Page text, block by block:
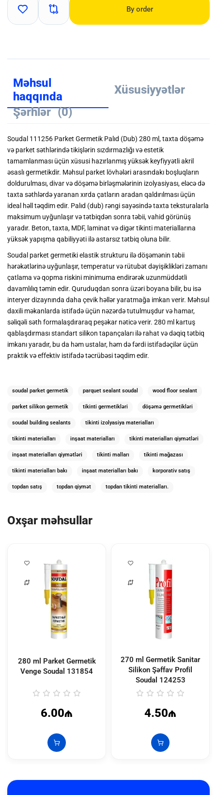
By order
Məhsul
haqqında
Xüsusiyyətlər
Şərhlər (0)
Soudal 111256 Parket Germetik Palıd (Dub) 280 ml, taxta döşəmə
və parket səthlərində tikişlərin sızdırmazlığı və estetik
tamamlanması üçün xüsusi hazırlanmış yüksək keyfiyyətli akril
əsaslı germetikdir. Məhsul parket lövhələri arasındakı boşluqların
doldurulması, divar və döşəmə birləşmələrinin izolyasiyası, eləcə də
taxta səthlərdə yaranan xırda çatların aradan qaldırılması üçün
ideal həll təqdim edir. Palıd (dub) rəngi sayəsində taxta teksturalarla
maksimum uyğunlaşır və tətbiqdən sonra təbii, vahid görünüş
yaradır. Beton, taxta, MDF, laminat və digər tikinti materiallarına
yüksək yapışma qabiliyyəti ilə astarsız tətbiq oluna bilir.
Soudal parket germetiki elastik strukturu ilə döşəmənin təbii
hərəkətlərinə uyğunlaşır, temperatur və rütubət dəyişiklikləri zamanı
çatlama və qopma riskini minimuma endirərək uzunmüddətli
davamlılıq təmin edir. Quruduqdan sonra üzəri boyana bilir, bu isə
interyer dizaynında daha çevik həllər yaratmağa imkan verir. Məhsul
daxili məkanlarda istifadə üçün nəzərdə tutulmuşdur və hamar,
səliqəli səth formalaşdıraraq peşəkar nəticə verir. 280 ml kartuş
qablaşdırması standart silikon tapançaları ilə rahat və dəqiq tətbiq
imkanı yaradır, bu da həm ustalar, həm də fərdi istifadəçilər üçün
praktik və effektiv istifadə təcrübəsi təqdim edir.
soudal parket germetik parquet sealant soudal wood floor sealant
parket silikon germetik tikinti germetikləri döşəmə germetikləri
soudal building sealants tikinti izolyasiya materialları
tikinti materialları inşaat materialları tikinti materialları qiymətləri
inşaat materialları qiymətləri tikinti malları tikinti mağazası
tikinti materialları bakı inşaat materialları bakı korporativ satış
topdan satış topdan qiymət topdan tikinti materialları.
Oxşar məhsullar
280 ml Parket Germetik
Venge Soudal 131854
6.00₼
270 ml Germetik Sanitar
Silikon Şəffav Profil
Soudal 124253
4.50₼